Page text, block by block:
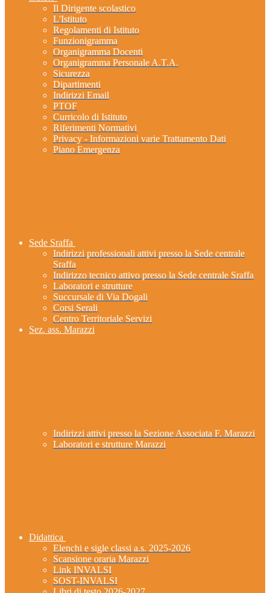
Il Dirigente scolastico
L'Istituto
Regolamenti di Istituto
Funzionigramma
Organigramma Docenti
Organigramma Personale A.T.A.
Sicurezza
Dipartimenti
Indirizzi Email
PTOF
Curricolo di Istituto
Riferimenti Normativi
Privacy - Informazioni varie Trattamento Dati
Piano Emergenza
Sede Sraffa
Indirizzi professionali attivi presso la Sede centrale
Sraffa
Indirizzo tecnico attivo presso la Sede centrale Sraffa
Laboratori e strutture
Succursale di Via Dogali
Corsi Serali
Centro Territoriale Servizi
Sez. ass. Marazzi
Indirizzi attivi presso la Sezione Associata F. Marazzi
Laboratori e strutture Marazzi
Didattica
Elenchi e sigle classi a.s. 2025-2026
Scansione oraria Marazzi
Link INVALSI
SOST-INVALSI